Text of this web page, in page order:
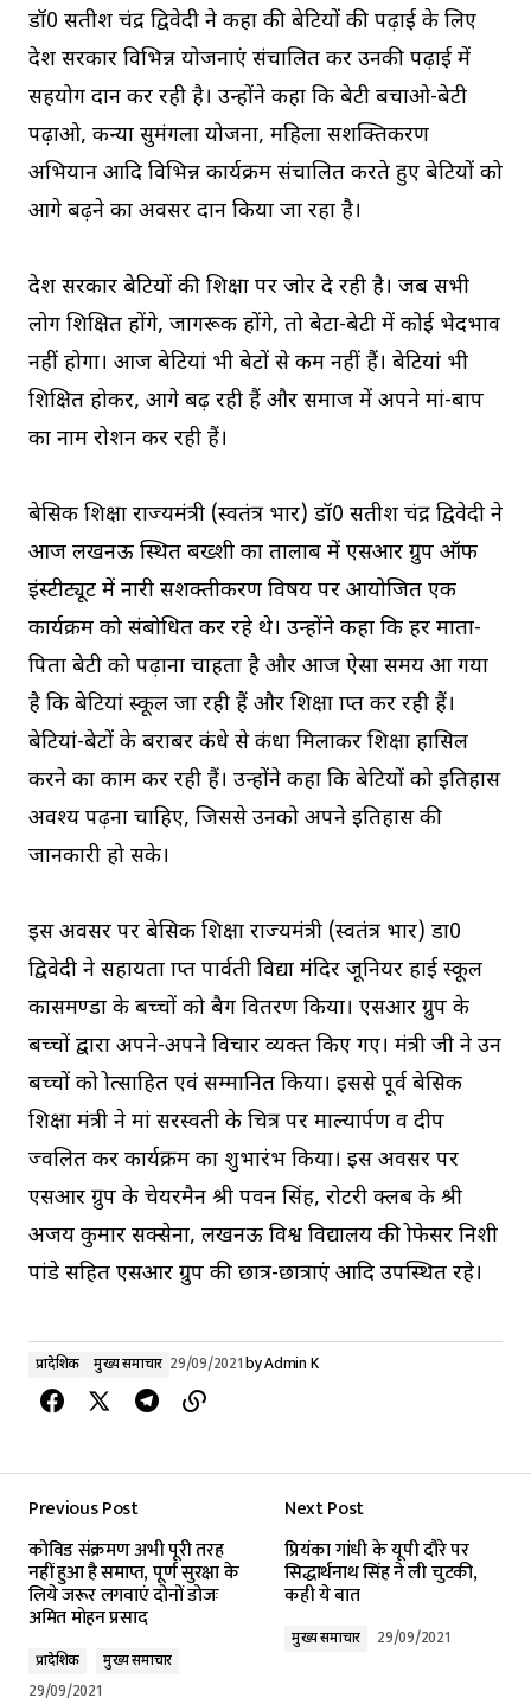
डॉ0 सतीश चंद्र द्विवेदी ने कहा की बेटियों की पढ़ाई के लिए
प्रदेश सरकार विभिन्न योजनाएं संचालित कर उनकी पढ़ाई में
सहयोग प्रदान कर रही है। उन्होंने कहा कि बेटी बचाओ-बेटी
पढ़ाओ, कन्या सुमंगला योजना, महिला सशक्तिकरण
अभियान आदि विभिन्न कार्यक्रम संचालित करते हुए बेटियों को
आगे बढ़ने का अवसर प्रदान किया जा रहा है।
प्रदेश सरकार बेटियों की शिक्षा पर जोर दे रही है। जब सभी
लोग शिक्षित होंगे, जागरूक होंगे, तो बेटा-बेटी में कोई भेदभाव
नहीं होगा। आज बेटियां भी बेटों से कम नहीं हैं। बेटियां भी
शिक्षित होकर, आगे बढ़ रही हैं और समाज में अपने मां-बाप
का नाम रोशन कर रही हैं।
बेसिक शिक्षा राज्यमंत्री (स्वतंत्र प्रभार) डॉ0 सतीश चंद्र द्विवेदी ने
आज लखनऊ स्थित बख्शी का तालाब में एसआर ग्रुप ऑफ
इंस्टीट्यूट में नारी सशक्तीकरण विषय पर आयोजित एक
कार्यक्रम को संबोधित कर रहे थे। उन्होंने कहा कि हर माता-
पिता बेटी को पढ़ाना चाहता है और आज ऐसा समय आ गया
है कि बेटियां स्कूल जा रही हैं और शिक्षा प्राप्त कर रही हैं।
बेटियां-बेटों के बराबर कंधे से कंधा मिलाकर शिक्षा हासिल
करने का काम कर रही हैं। उन्होंने कहा कि बेटियों को इतिहास
अवश्य पढ़ना चाहिए, जिससे उनको अपने इतिहास की
जानकारी हो सके।
इस अवसर पर बेसिक शिक्षा राज्यमंत्री (स्वतंत्र प्रभार) डा0
द्विवेदी ने सहायता प्राप्त पार्वती विद्या मंदिर जूनियर हाई स्कूल
कासमण्डा के बच्चों को बैग वितरण किया। एसआर ग्रुप के
बच्चों द्वारा अपने-अपने विचार व्यक्त किए गए। मंत्री जी ने उन
बच्चों को प्रोत्साहित एवं सम्मानित किया। इससे पूर्व बेसिक
शिक्षा मंत्री ने मां सरस्वती के चित्र पर माल्यार्पण व दीप
प्रज्वलित कर कार्यक्रम का शुभारंभ किया। इस अवसर पर
एसआर ग्रुप के चेयरमैन श्री पवन सिंह, रोटरी क्लब के श्री
अजय कुमार सक्सेना, लखनऊ विश्व विद्यालय की प्रोफेसर निशी
पांडे सहित एसआर ग्रुप की छात्र-छात्राएं आदि उपस्थित रहे।
प्रादेशिक मुख्य समाचार 29/09/2021byAdmin K
Previous Post
कोविड संक्रमण अभी पूरी तरह
नहीं हुआ है समाप्त, पूर्ण सुरक्षा के
लिये जरूर लगवाएं दोनों डोजः
अमित मोहन प्रसाद
प्रादेशिक
मुख्य समाचार
29/09/2021
Next Post
प्रियंका गांधी के यूपी दौरे पर
सिद्धार्थनाथ सिंह ने ली चुटकी,
कही ये बात
मुख्य समाचार 29/09/2021